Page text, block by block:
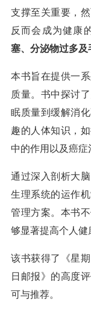
支撑至关重要，
反而会成为健康
塞、分泌物过多及
本书旨在提供一
质量。书中探讨
眠质量到缓解消
趣的人体知识，
中的作用以及癌症
通过深入剖析大
生理系统的运作
管理方案。本书
够显著提高个人健
该书获得了《星
日邮报》的高度
可与推荐。